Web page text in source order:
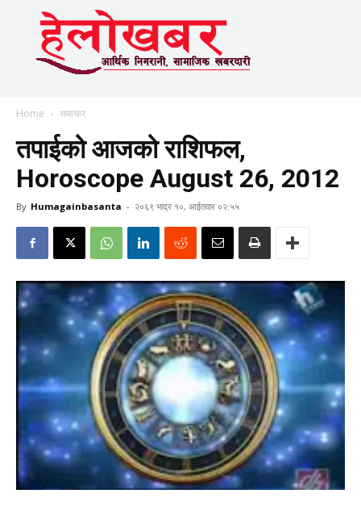
Home समाचार
तपाईको आजको राशिफल,
Horoscope August 26, 2012
By Humagainbasanta - २०६९ भाद्र १०, आईतवार ०२:५५